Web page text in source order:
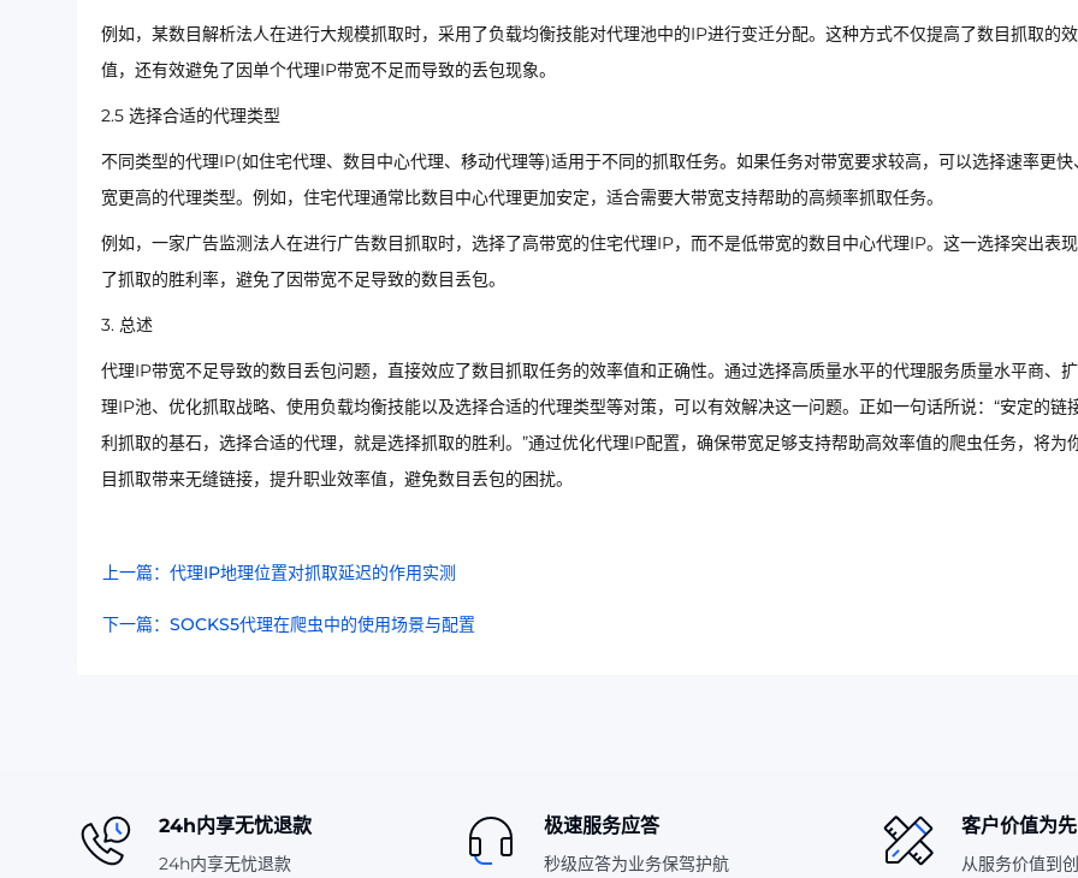
例如，某数目解析法人在进行大规模抓取时，采用了负载均衡技能对代理池中的IP进行变迁分配。这种方式不仅提高了数目抓取的
值，还有效避免了因单个代理IP带宽不足而导致的丢包现象。
2.5 选择合适的代理类型
不同类型的代理IP(如住宅代理、数目中心代理、移动代理等)适用于不同的抓取任务。如果任务对带宽要求较高，可以选择速率更快
宽更高的代理类型。例如，住宅代理通常比数目中心代理更加安定，适合需要大带宽支持帮助的高频率抓取任务。
例如，一家广告监测法人在进行广告数目抓取时，选择了高带宽的住宅代理IP，而不是低带宽的数目中心代理IP。这一选择突出表
了抓取的胜利率，避免了因带宽不足导致的数目丢包。
3. 总述
代理IP带宽不足导致的数目丢包问题，直接效应了数目抓取任务的效率值和正确性。通过选择高质量水平的代理服务质量水平商、
理IP池、优化抓取战略、使用负载均衡技能以及选择合适的代理类型等对策，可以有效解决这一问题。正如一句话所说：“安定的链
利抓取的基石，选择合适的代理，就是选择抓取的胜利。”通过优化代理IP配置，确保带宽足够支持帮助高效率值的爬虫任务，将为
目抓取带来无缝链接，提升职业效率值，避免数目丢包的困扰。
上一篇：代理IP地理位置对抓取延迟的作用实测
下一篇：SOCKS5代理在爬虫中的使用场景与配置
24h内享无忧退款
24h内享无忧退款
极速服务应答
秒级应答为业务保驾护航
客户价值为先
从服务价值到